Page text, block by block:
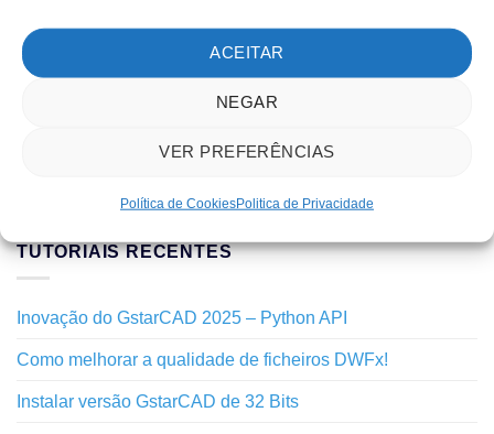
ACEITAR
NEGAR
VER PREFERÊNCIAS
Política de CookiesPolitica de Privacidade
Layers
Notícias
TUTORIAIS RECENTES
Inovação do GstarCAD 2025 – Python API
Como melhorar a qualidade de ficheiros DWFx!
Instalar versão GstarCAD de 32 Bits